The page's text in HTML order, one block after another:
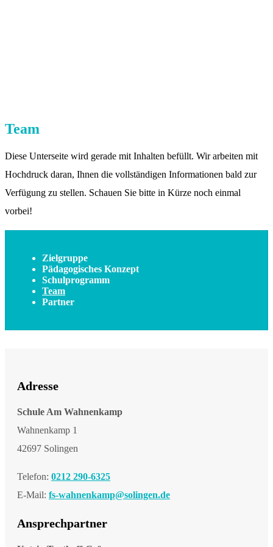
Team
Diese Unterseite wird gerade mit Inhalten befüllt. Wir arbeiten mit
Hochdruck daran, Ihnen die vollständigen Informationen bald zur
Verfügung zu stellen. Schauen Sie bitte in Kürze noch einmal
vorbei!
Zielgruppe
Pädagogisches Konzept
Schulprogramm
Team
Partner
Adresse
Schule Am Wahnenkamp
Wahnenkamp 1
42697 Solingen
Telefon: 0212 290-6325
E-Mail: fs-wahnenkamp@solingen.de
Ansprechpartner